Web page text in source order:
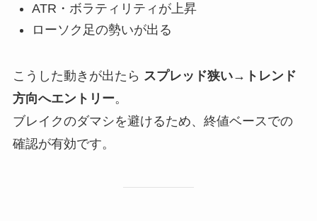
ATR・ボラティリティが上昇
ローソク足の勢いが出る
こうした動きが出たら スプレッド狭い→トレンド
方向へエントリー。
ブレイクのダマシを避けるため、終値ベースでの
確認が有効です。